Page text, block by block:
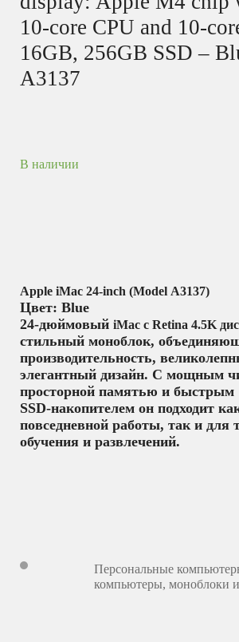
10‑core CPU and
16GB, 256GB SSD –
A3137
В наличии
Apple iMac 24‑inch (Model A3137)
Цвет: Blue
24‑дюймовый iMac с Retina 4.5K
стильный моноблок,
производительность,
элегантный дизайн. С мощным
просторной памятью и быстрым
SSD‑накопителем он подходит
повседневной работы, так и для
обучения и развлечений.
Персональные
компьютеры, моноблоки